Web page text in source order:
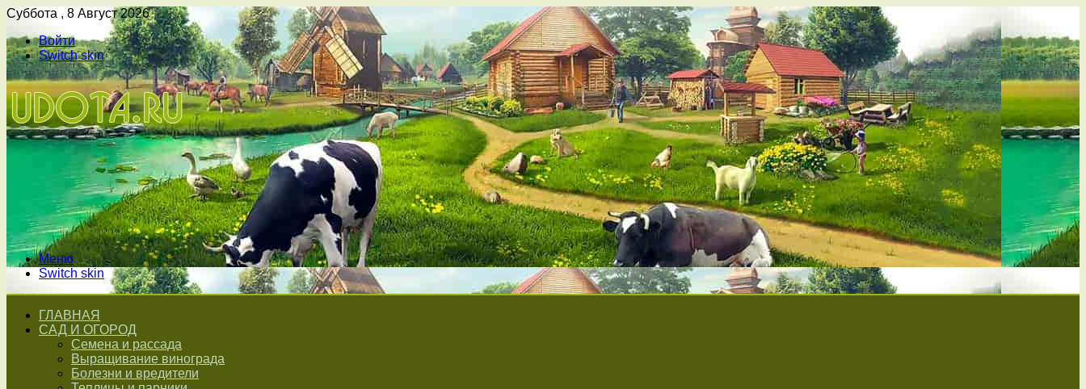
Суббота , 8 Август 2026
Войти
Switch skin
Меню
Switch skin
ГЛАВНАЯ
САД И ОГОРОД
Семена и рассада
Выращивание винограда
Болезни и вредители